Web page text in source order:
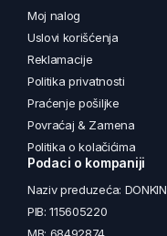
Moj nalog
Uslovi korišćenja
Reklamacije
Politika privatnosti
Praćenje pošiljke
Povraćaj & Zamena
Politika o kolačićima
Podaci o kompaniji
Naziv preduzeća: DONKIN
PIB: 115605220